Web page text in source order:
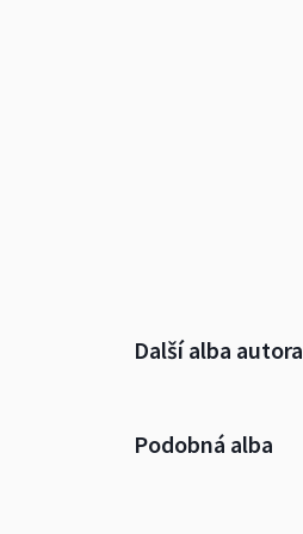
Další alba autora
Podobná alba